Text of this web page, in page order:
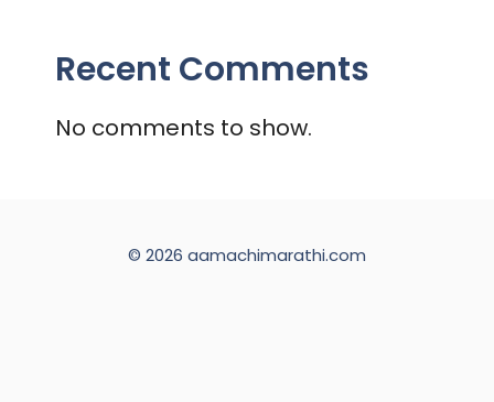
Recent Comments
No comments to show.
© 2026 aamachimarathi.com